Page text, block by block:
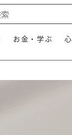
お金・学ぶ